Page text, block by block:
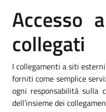
Accesso
collegati
I collegamenti a siti
forniti come semplice
ogni responsabilità sulla
dell’insieme dei